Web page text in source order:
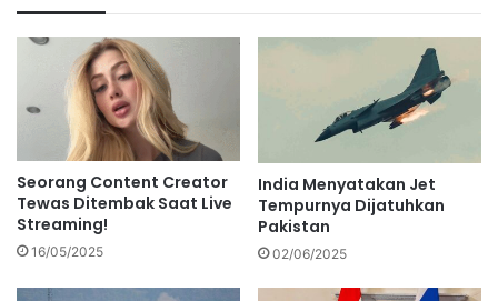
Seorang Content Creator
Tewas Ditembak Saat Live
Streaming!
16/05/2025
India Menyatakan Jet
Tempurnya Dijatuhkan
Pakistan
02/06/2025